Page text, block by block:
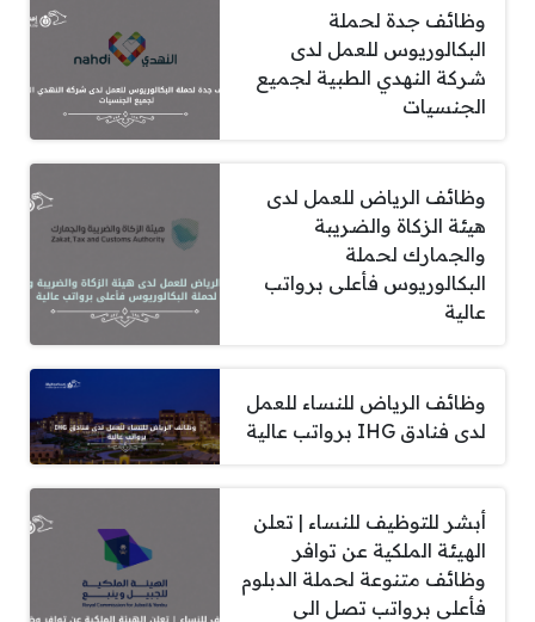
وظائف جدة لحملة
البكالوريوس للعمل لدى
شركة النهدي الطبية لجميع
الجنسيات
وظائف الرياض للعمل لدى
هيئة الزكاة والضريبة
والجمارك لحملة
البكالوريوس فأعلى برواتب
عالية
وظائف الرياض للنساء للعمل
لدى فنادق IHG برواتب عالية
أبشر للتوظيف للنساء | تعلن
الهيئة الملكية عن توافر
وظائف متنوعة لحملة الدبلوم
فأعلى برواتب تصل الى